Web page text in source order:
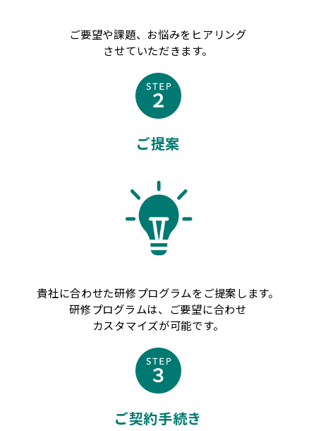
ご要望や課題、お悩みをヒアリング
させていただきます。
ご提案
貴社に合わせた研修プログラムをご提案します。
研修プログラムは、ご要望に合わせ
カスタマイズが可能です。
ご契約手続き